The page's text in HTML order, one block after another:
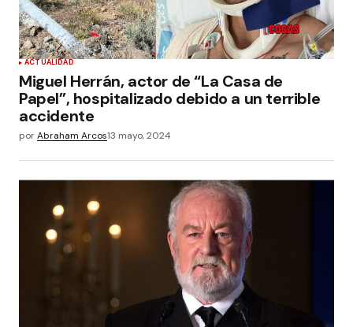
ACTUALIDAD
Miguel Herrán, actor de “La Casa de
Papel”, hospitalizado debido a un terrible
accidente
porAbraham Arcos13 mayo, 2024